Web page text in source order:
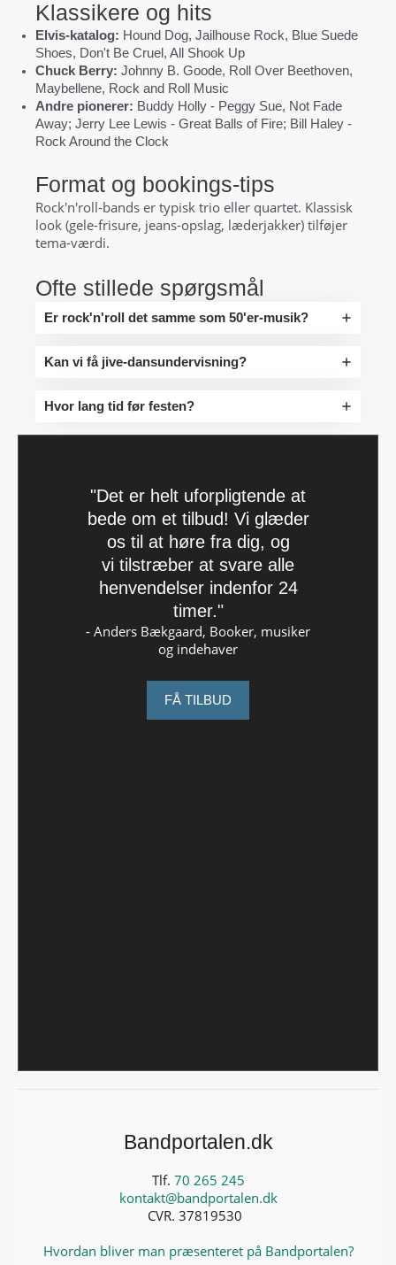
Klassikere og hits
Elvis-katalog: Hound Dog, Jailhouse Rock, Blue Suede
Shoes, Don't Be Cruel, All Shook Up
Chuck Berry: Johnny B. Goode, Roll Over Beethoven,
Maybellene, Rock and Roll Music
Andre pionerer: Buddy Holly - Peggy Sue, Not Fade
Away; Jerry Lee Lewis - Great Balls of Fire; Bill Haley -
Rock Around the Clock
Format og bookings-tips
Rock'n'roll-bands er typisk trio eller quartet. Klassisk
look (gele-frisure, jeans-opslag, læderjakker) tilføjer
tema-værdi.
Ofte stillede spørgsmål
Er rock'n'roll det samme som 50'er-musik?
Kan vi få jive-dansundervisning?
Hvor lang tid før festen?
"Det er helt uforpligtende at
bede om et tilbud! Vi glæder
os til at høre fra dig, og
vi tilstræber at svare alle
henvendelser indenfor 24
timer."
- Anders Bækgaard, Booker, musiker
og indehaver
FÅ TILBUD
Bandportalen.dk
Tlf. 70 265 245
kontakt@bandportalen.dk
CVR. 37819530
Hvordan bliver man præsenteret på Bandportalen?